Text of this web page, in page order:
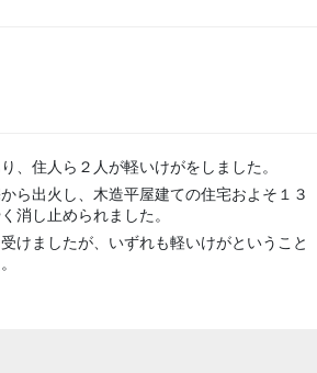
、住人ら２人が軽いけがをしました。
ら出火し、木造平屋建ての住宅およそ１３
消し止められました。
けましたが、いずれも軽いけがということ